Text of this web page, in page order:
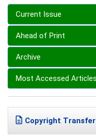
Current Issue
Ahead of Print
Archive
Most Accessed Articles
Copyright